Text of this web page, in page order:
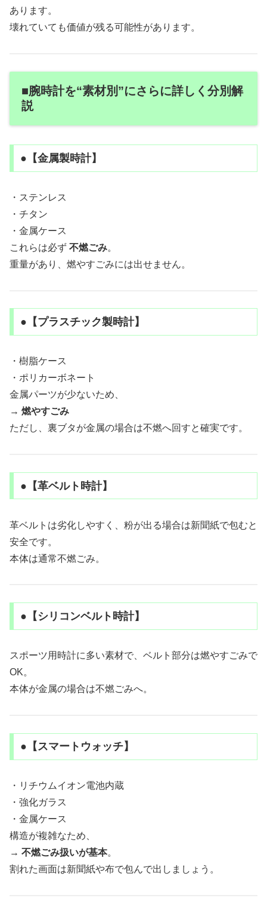
あります。
壊れていても価値が残る可能性があります。
■腕時計を“素材別”にさらに詳しく分別解
説
●【金属製時計】
・ステンレス
・チタン
・金属ケース
これらは必ず 不燃ごみ。
重量があり、燃やすごみには出せません。
●【プラスチック製時計】
・樹脂ケース
・ポリカーボネート
金属パーツが少ないため、
→ 燃やすごみ
ただし、裏ブタが金属の場合は不燃へ回すと確実です。
●【革ベルト時計】
革ベルトは劣化しやすく、粉が出る場合は新聞紙で包むと
安全です。
本体は通常不燃ごみ。
●【シリコンベルト時計】
スポーツ用時計に多い素材で、ベルト部分は燃やすごみで
OK。
本体が金属の場合は不燃ごみへ。
●【スマートウォッチ】
・リチウムイオン電池内蔵
・強化ガラス
・金属ケース
構造が複雑なため、
→ 不燃ごみ扱いが基本。
割れた画面は新聞紙や布で包んで出しましょう。